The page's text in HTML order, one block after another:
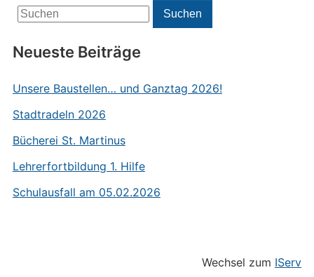
Search
for:
Suchen
Neueste Beiträge
Unsere Baustellen… und Ganztag 2026!
Stadtradeln 2026
Bücherei St. Martinus
Lehrerfortbildung 1. Hilfe
Schulausfall am 05.02.2026
Wechsel zum IServ